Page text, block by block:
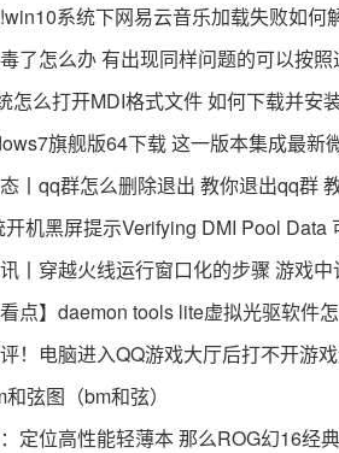
系统下网易云音乐加载失败如何
了怎么办 有出现同样问题的可以按
怎么打开MDI格式文件 如何下载并安
旗舰版64下载 这一版本集成最新
丨qq群怎么删除退出 教你退出qq群
机黑屏提示Verifying DMI Pool Data
丨穿越火线运行窗口化的步骤 游戏
看点】daemon tools lite虚拟光驱软件
！电脑进入QQ游戏大厅后打不开游
弦图（bm和弦）
定位高性能轻薄本 那么ROG幻16经